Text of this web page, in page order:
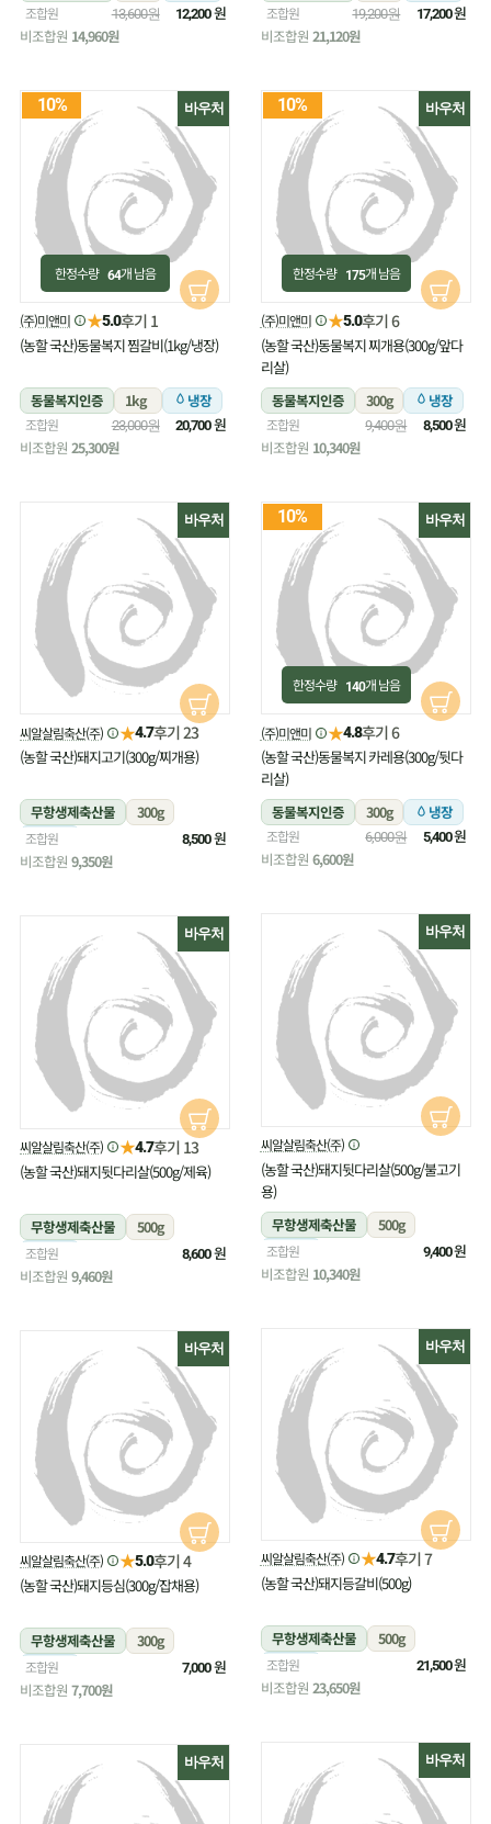
조합원 19,200원 17,200원
비조합원 21,120원
조합원 13,600원 12,200원
비조합원 14,960원
바우처
10%
한정수량 175개 남음
(주)미앤미 ★5.0후기 6
(농할 국산)동물복지 찌개용(300g/앞다
리살)
동물복지인증
300g 냉장
조합원 9,400원 8,500원
비조합원 10,340원
바우처
10%
한정수량 64개 남음
(주)미앤미 ★5.0후기 1
(농할 국산)동물복지 찜갈비(1kg/냉장)
동물복지인증 1kg 냉장
조합원 23,000원 20,700원
비조합원 25,300원
바우처
10%
한정수량 140개 남음
(주)미앤미 ★4.8후기 6
(농할 국산)동물복지 카레용(300g/뒷다
리살)
동물복지인증
300g 냉장
조합원 6,000원 5,400원
비조합원 6,600원
바우처
씨알살림축산(주) ★4.7후기 23
(농할 국산)돼지고기(300g/찌개용)
무항생제축산물
300g
냉장
조합원 8,500원
비조합원 9,350원
바우처
씨알살림축산(주)
(농할 국산)돼지뒷다리살(500g/불고기
용)
무항생제축산물
500g
냉장
조합원 9,400원
비조합원 10,340원
바우처
씨알살림축산(주) ★4.7후기 13
(농할 국산)돼지뒷다리살(500g/제육)
무항생제축산물
500g
냉장
조합원 8,600원
비조합원 9,460원
바우처
씨알살림축산(주) ★4.7후기 7
(농할 국산)돼지등갈비(500g)
무항생제축산물
500g
냉장
조합원 21,500원
비조합원 23,650원
바우처
씨알살림축산(주) ★5.0후기 4
(농할 국산)돼지등심(300g/잡채용)
무항생제축산물
300g
냉장
조합원 7,000원
비조합원 7,700원
바우처
바우처